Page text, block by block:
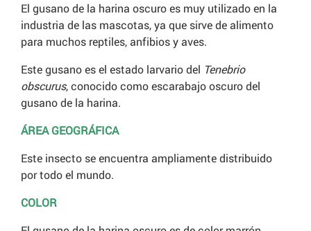
El gusano de la harina oscuro es muy utilizado en la
industria de las mascotas, ya que sirve de alimento
para muchos reptiles, anfibios y aves.
Este gusano es el estado larvario del Tenebrio
obscurus, conocido como escarabajo oscuro del
gusano de la harina.
ÁREA GEOGRÁFICA
Este insecto se encuentra ampliamente distribuido
por todo el mundo.
COLOR